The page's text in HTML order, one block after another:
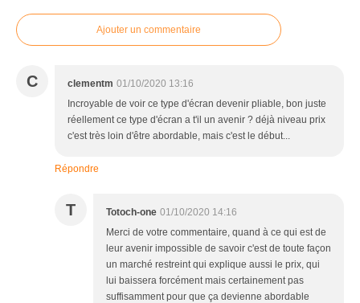
Ajouter un commentaire
C clementm 01/10/2020 13:16
Incroyable de voir ce type d'écran devenir pliable, bon juste
réellement ce type d'écran a t'il un avenir ? déjà niveau prix
c'est très loin d'être abordable, mais c'est le début...
Répondre
T Totoch-one 01/10/2020 14:16
Merci de votre commentaire, quand à ce qui est de
leur avenir impossible de savoir c'est de toute façon
un marché restreint qui explique aussi le prix, qui
lui baissera forcément mais certainement pas
suffisamment pour que ça devienne abordable